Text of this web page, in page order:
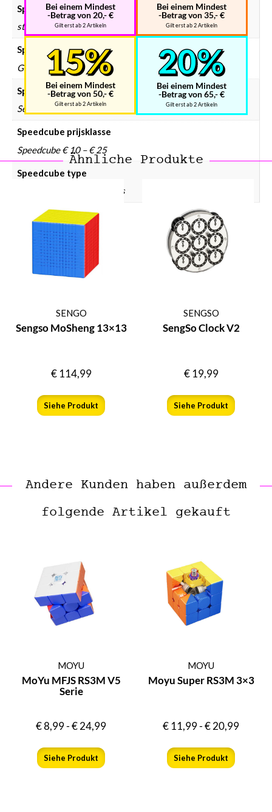
Speedcube kleur
stickerless
Speedcube magneten
Geen
Speedcube merken
Sengso
Speedcube prijsklasse
Speedcube € 10 – € 25
Speedcube type
4×4, Pentahedron, Specials
Bei einem Mindest
-Betrag von 20,- €
Gilt erst ab 2 Artikeln
Bei einem Mindest
-Betrag von 35,- €
Gilt erst ab 2 Artikeln
Bei einem Mindest
-Betrag von 50,- €
Gilt erst ab 2 Artikeln
Bei einem Mindest
-Betrag von 65,- €
Gilt erst ab 2 Artikeln
Ähnliche Produkte
SENGO
Sengso MoSheng 13×13
€114,99
Siehe Produkt
SENGSO
SengSo Clock V2
€19,99
Siehe Produkt
Andere Kunden haben außerdem
folgende Artikel gekauft
MOYU
MoYu MFJS RS3M V5
Serie
€8,99-€24,99
Siehe Produkt
MOYU
Moyu Super RS3M 3×3
€11,99-€20,99
Siehe Produkt